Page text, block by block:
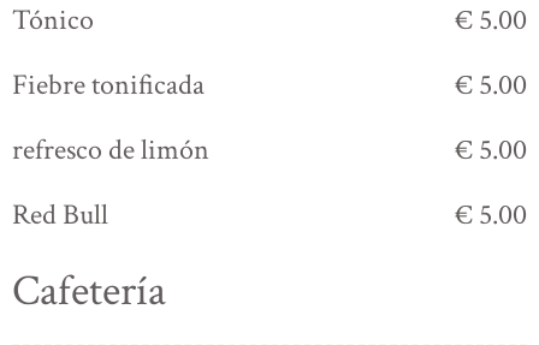
Tónico
€ 5.00
Fiebre tonificada
€ 5.00
refresco de limón
€ 5.00
Red Bull
€ 5.00
Cafetería